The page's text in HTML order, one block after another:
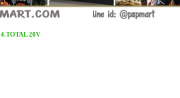
4.TOTAL 20V